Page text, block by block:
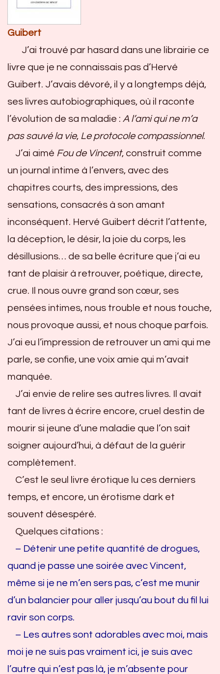
Guibert
J’ai trouvé par hasard dans une librairie ce
livre que je ne connaissais pas d’Hervé
Guibert. J’avais dévoré, il y a longtemps déjà,
ses livres autobiographiques, où il raconte
l’évolution de sa maladie : A l’ami qui ne m’a
pas sauvé la vie, Le protocole compassionnel.
J’ai aimé Fou de Vincent, construit comme
un journal intime à l’envers, avec des
chapitres courts, des impressions, des
sensations, consacrés à son amant
inconséquent. Hervé Guibert décrit l’attente,
la déception, le désir, la joie du corps, les
désillusions… de sa belle écriture que j’ai eu
tant de plaisir à retrouver, poétique, directe,
crue. Il nous ouvre grand son cœur, ses
pensées intimes, nous trouble et nous touche,
nous provoque aussi, et nous choque parfois.
J’ai eu l’impression de retrouver un ami qui me
parle, se confie, une voix amie qui m’avait
manquée.
J’ai envie de relire ses autres livres. Il avait
tant de livres à écrire encore, cruel destin de
mourir si jeune d’une maladie que l’on sait
soigner aujourd’hui, à défaut de la guérir
complètement.
C’est le seul livre érotique lu ces derniers
temps, et encore, un érotisme dark et
souvent désespéré.
Quelques citations :
– Détenir une petite quantité de drogues,
quand je passe une soirée avec Vincent,
même si je ne m’en sers pas, c’est me munir
d’un balancier pour aller jusqu’au bout du fil lui
ravir son corps.
– Les autres sont adorables avec moi, mais
moi je ne suis pas vraiment ici, je suis avec
l’autre qui n’est pas là, je m’absente pour